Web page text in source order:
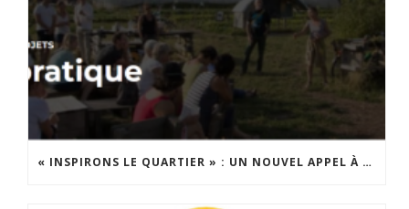
« INSPIRONS LE QUARTIER » : UN NOUVEL APPEL À PROJETS EST LANCÉ !